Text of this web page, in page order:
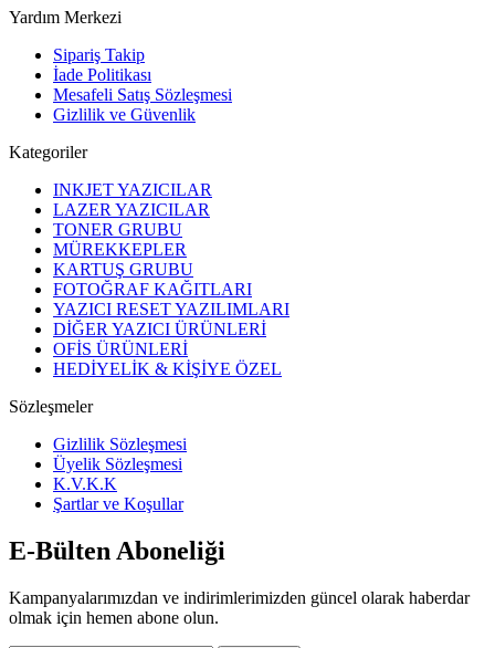
Yardım Merkezi
Sipariş Takip
İade Politikası
Mesafeli Satış Sözleşmesi
Gizlilik ve Güvenlik
Kategoriler
INKJET YAZICILAR
LAZER YAZICILAR
TONER GRUBU
MÜREKKEPLER
KARTUŞ GRUBU
FOTOĞRAF KAĞITLARI
YAZICI RESET YAZILIMLARI
DİĞER YAZICI ÜRÜNLERİ
OFİS ÜRÜNLERİ
HEDİYELİK & KİŞİYE ÖZEL
Sözleşmeler
Gizlilik Sözleşmesi
Üyelik Sözleşmesi
K.V.K.K
Şartlar ve Koşullar
E-Bülten Aboneliği
Kampanyalarımızdan ve indirimlerimizden güncel olarak haberdar
olmak için hemen abone olun.